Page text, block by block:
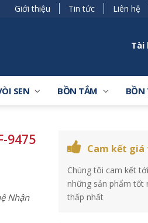
Giới thiệu Tin tức Liên hệ
Tài
SEN BỒN TẮM BỒN
9475
Nhận
Cam kết
Chúng tôi cam kết
những sản phẩm tốt
thấp nhất